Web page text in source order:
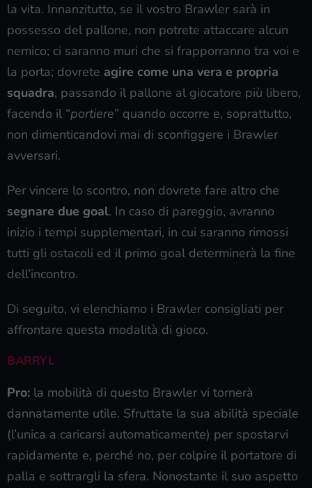
la vita. Innanzitutto, se il vostro Brawler sarà in
possesso del pallone, non potrete attaccare alcun
nemico; ci saranno muri che si frapporranno tra voi e
la porta; dovrete agire come una vera e propria
squadra, passando il pallone al giocatore più libero,
facendo il “portiere” quando occorre e, soprattutto,
non dimenticandovi mai di sconfiggere i Brawler
avversari.
Per vincere lo scontro, non dovrete fare altro che
segnare due goal. In caso di pareggio, avranno
inizio i tempi supplementari, in cui saranno rimossi
tutti gli ostacoli ed il primo goal determinerà la fine
dell’incontro.
Di seguito, vi elenchiamo i Brawler consigliati per
affrontare questa modalità di gioco.
BARRYL
Pro: la mobilità di questo Brawler vi tornerà
dannatamente utile. Sfruttate la sua abilità speciale
(l’unica a caricarsi automaticamente) per spostarvi
rapidamente e, perché no, per colpire il portatore di
palla e sottrargli la sfera. Nonostante il suo aspetto